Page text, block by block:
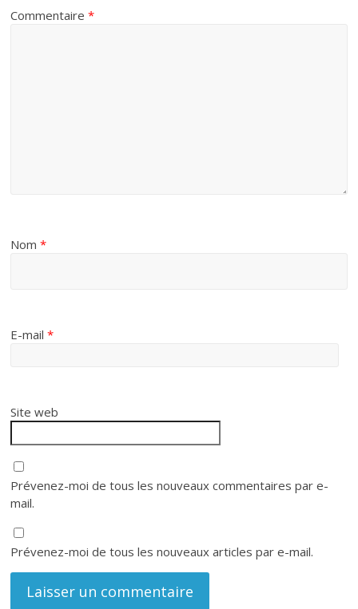
Commentaire*
Nom*
E-mail*
Site web
Prévenez-moi de tous les nouveaux commentaires par e-
mail.
Prévenez-moi de tous les nouveaux articles par e-mail.